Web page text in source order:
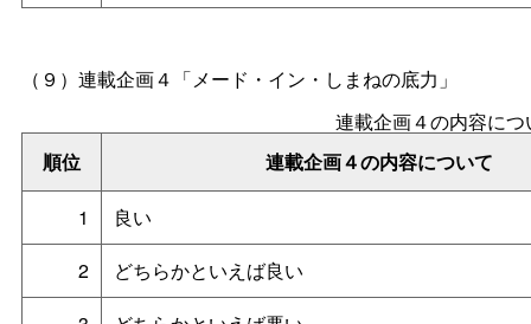
（９） 連載企画４「メード・イン・しまねの底力」
順位 連載企画４の内容について
連載企画４の内容につ
1
良い
2
どちらかといえば良い